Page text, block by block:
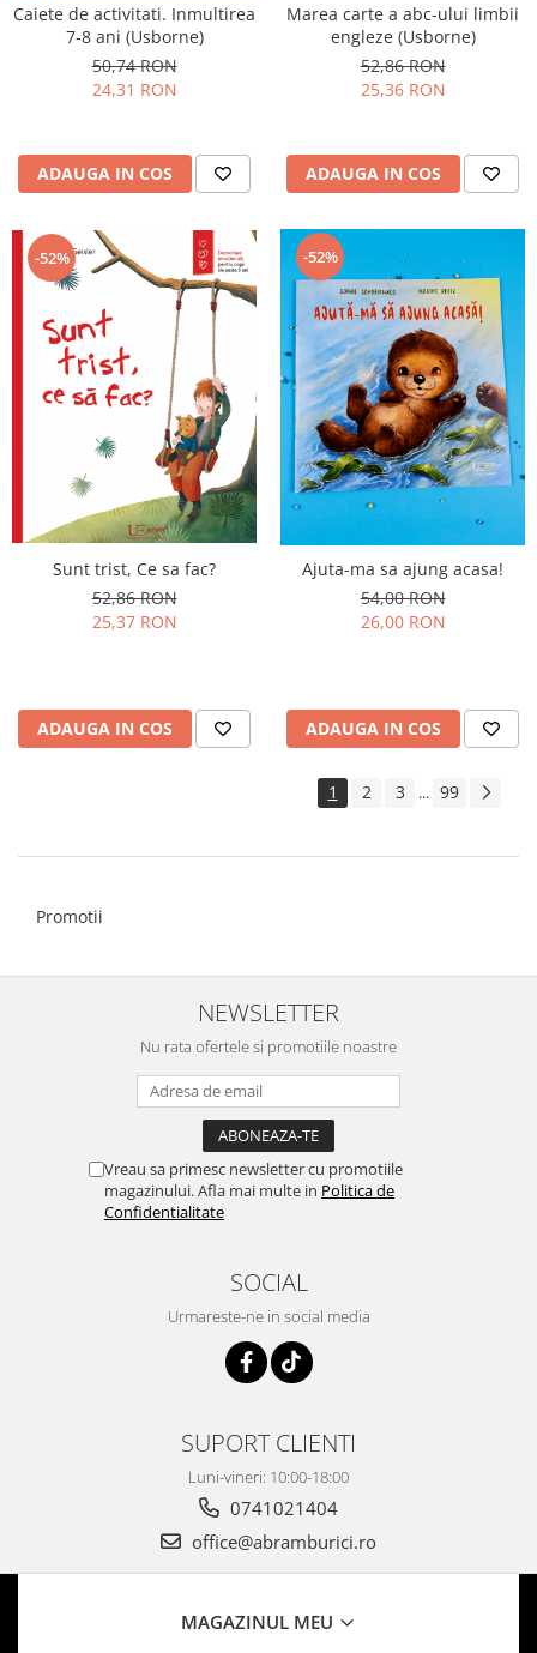
Caiete de activitati. Inmultirea
7-8 ani (Usborne)
50,74 RON
24,31 RON
ADAUGA IN COS
Marea carte a abc-ului limbii
engleze (Usborne)
52,86 RON
25,36 RON
ADAUGA IN COS
-52%
Sunt trist, Ce sa fac?
52,86 RON
25,37 RON
ADAUGA IN COS
-52%
Ajuta-ma sa ajung acasa!
54,00 RON
26,00 RON
ADAUGA IN COS
1 2 3 ... 99
Promotii
NEWSLETTER
Nu rata ofertele si promotiile noastre
Vreau sa primesc newsletter cu promotiile
magazinului. Afla mai multe in Politica de
Confidentialitate
SOCIAL
Urmareste-ne in social media
SUPORT CLIENTI
Luni-vineri: 10:00-18:00
0741021404
office@abramburici.ro
MAGAZINUL MEU